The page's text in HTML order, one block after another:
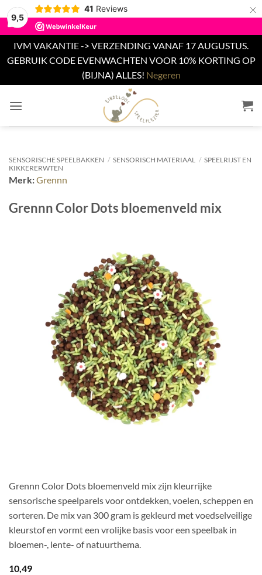
9,5
41 Reviews ×
IVM VAKANTIE -> VERZENDING VANAF 17 AUGUSTUS.
GEBRUIK CODE EVENWACHTEN VOOR 10% KORTING OP
(BIJNA) ALLES! Negeren
naar
SENSORISCHE SPEELBAKKEN / SENSORISCH MATERIAAL / SPEELRIJST EN
KIKKERERWTEN
Merk:Grennn
Grennn Color Dots bloemenveld mix
Grennn Color Dots bloemenveld mix zijn kleurrijke
sensorische speelparels voor ontdekken, voelen, scheppen en
sorteren. De mix van 300 gram is gekleurd met voedselveilige
kleurstof en vormt een vrolijke basis voor een speelbak in
bloemen-, lente- of natuurthema.
10,49